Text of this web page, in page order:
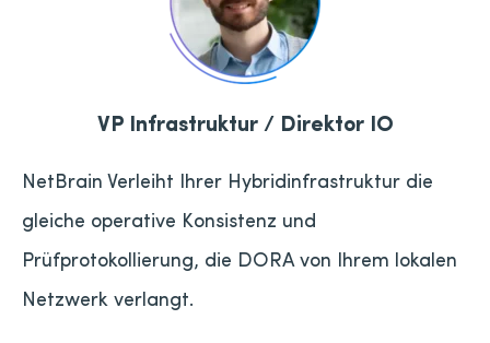
VP Infrastruktur / Direktor IO
NetBrain Verleiht Ihrer Hybridinfrastruktur die
gleiche operative Konsistenz und
Prüfprotokollierung, die DORA von Ihrem lokalen
Netzwerk verlangt.